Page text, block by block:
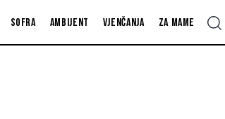
Sofra Ambijent Vjenčanja Za mame